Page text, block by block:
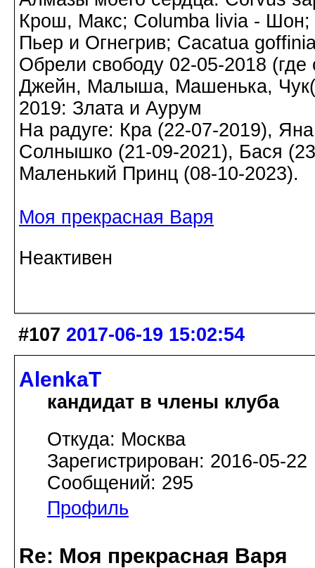
Крош, Макс; Columba livia -
Пьер и Огнегрив; Cacatua
Обрели свободу 02-05-2018
Джейн, Малыша, Машенька,
2019: Злата и Аурум
На радуге: Кра (22-07-2019),
Солнышко (21-09-2021), Бася
Маленький Принц (08-10-2023).
Моя прекрасная Варя
Неактивен
#107 2017-06-19 15:02:54
AlenkaT
кандидат в члены клуба
Откуда: Москва
Зарегистрирован: 2016-05-22
Сообщений: 295
Профиль
Re: Моя прекрасная Варя